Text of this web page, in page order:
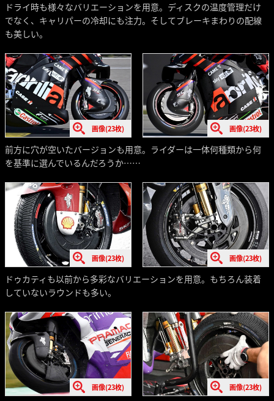
ドライ時も様々なバリエーションを用意。ディスクの温度管理だけ
でなく、キャリパーの冷却にも注力。そしてブレーキまわりの配線
も美しい。
画像(23枚) 画像(23枚)
前方に穴が空いたバージョンも用意。ライダーは一体何種類から何
を基準に選んでいるんだろうか……
画像(23枚) 画像(23枚)
ドゥカティも以前から多彩なバリエーションを用意。もちろん装着
していないラウンドも多い。
画像(23枚) 画像(23枚)